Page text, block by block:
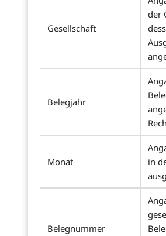
Gesellschaft
der
Belegjahr
Monat
in
Belegnummer